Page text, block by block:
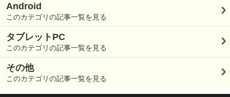
Android
このカテゴリの記事一覧を見る
タブレットPC
このカテゴリの記事一覧を見る
その他
このカテゴリの記事一覧を見る